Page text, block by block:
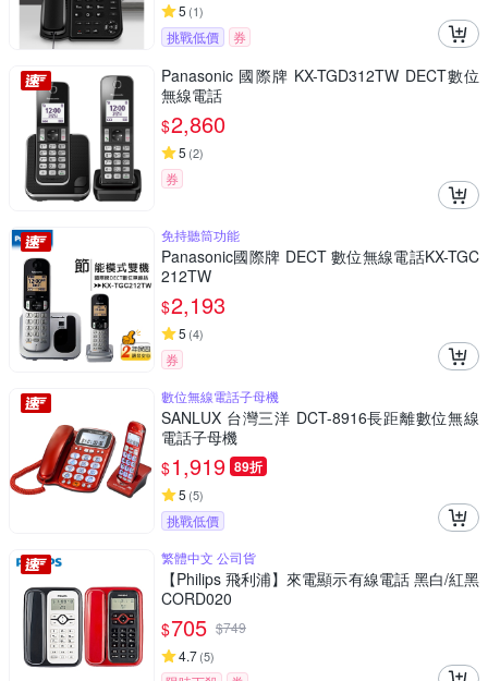
5 (1)
挑戰低價 券
Panasonic 國際牌 KX-TGD312TW DECT數位
無線電話
$2,860
5 (2)
券
免持聽筒功能
Panasonic國際牌 DECT 數位無線電話KX-TGC
212TW
$2,193
5 (4)
券
數位無線電話子母機
SANLUX 台灣三洋 DCT-8916長距離數位無線
電話子母機
$1,919 89折
5 (5)
挑戰低價
繁體中文 公司貨
【Philips 飛利浦】來電顯示有線電話 黑白/紅黑
CORD020
$705 $749
4.7(5)